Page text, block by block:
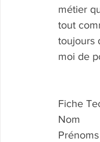
métier
tout
toujours
moi de
Fiche